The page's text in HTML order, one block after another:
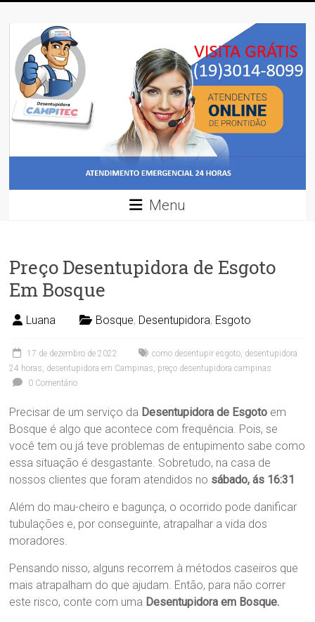
to
content
Desentupidora
Desentupidora
em
Campinas
Preço
Menu
Preço Desentupidora de Esgoto
Em Bosque
Luana Bosque, Desentupidora, Esgoto
17 de dezembro de 2022 como desentupir esgoto, desentupidora
24 horas, desentupidora em Campinas, preço desentupidora campinas
0 Comentário
Precisar de um serviço da Desentupidora de Esgoto em
Bosque é algo que acontece com frequência. Pois, se
você tem ou já teve problemas de entupimento sabe como
essa situação é desgastante. Sobretudo, na casa de
nossos clientes que foram atendidos no sábado, ás 16:31
Além do mau-cheiro e bagunça, o ocorrido pode danificar
tubulações e, por conseguinte, atrapalhar a vida dos
moradores.
Pensando nisso, alguns recorrem à métodos caseiros que
mais atrapalham do que ajudam. Então, para não correr
este risco, conte com uma Desentupidora em Bosque.